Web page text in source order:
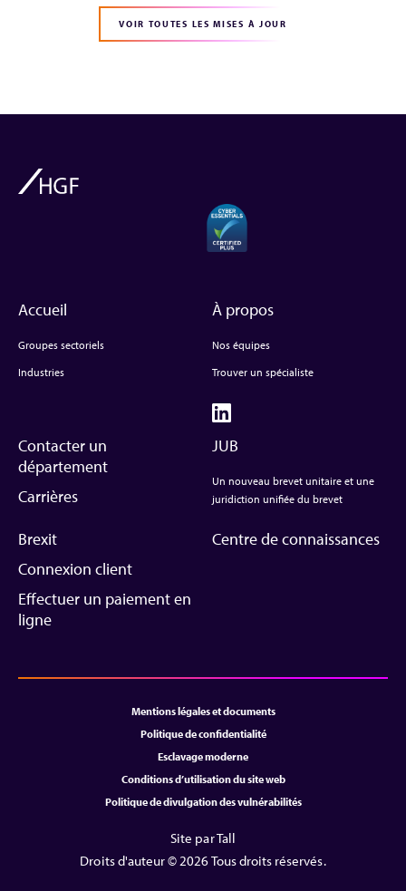
VOIR TOUTES LES MISES À JOUR
Accueil
Groupes sectoriels
Industries
À propos
Nos équipes
Trouver un spécialiste
Contacter un
département
Carrières
JUB
Un nouveau brevet unitaire et une
juridiction unifiée du brevet
Brexit
Connexion client
Effectuer un paiement en
ligne
Centre de connaissances
Mentions légales et documents
Politique de confidentialité
Esclavage moderne
Conditions d’utilisation du site web
Politique de divulgation des vulnérabilités
Site par Tall
Droits d'auteur © 2026 Tous droits réservés.